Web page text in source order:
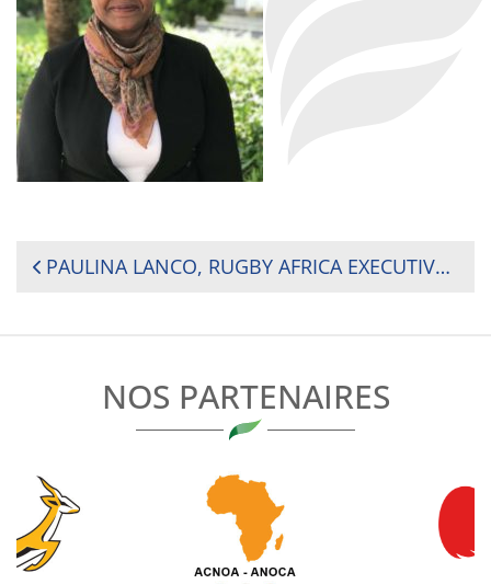
NAVIGATION
PAULINA LANCO, RUGBY AFRICA EXECUTIVE AND WOMEN’S RUGBY ADVISORY COMMITTEE CHAIRPERSON
NOS PARTENAIRES